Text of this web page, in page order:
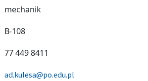
mechanik
B-108
77 449 8411
ad.kulesa@po.edu.pl